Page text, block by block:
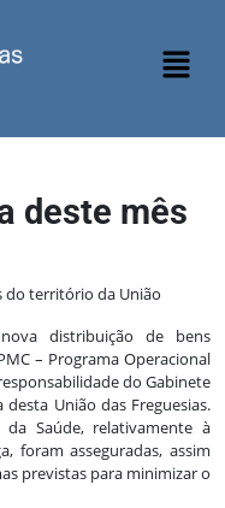
deste mês
do território da União
distribuição de bens
– Programa Operacional
do Gabinete
União das Freguesias.
Saúde, relativamente à
foram asseguradas, assim
previstas para minimizar o